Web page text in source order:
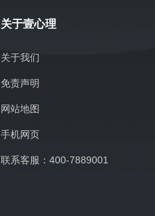
关于壹心理
关于我们
免责声明
网站地图
手机网页
联系客服：400-7889001